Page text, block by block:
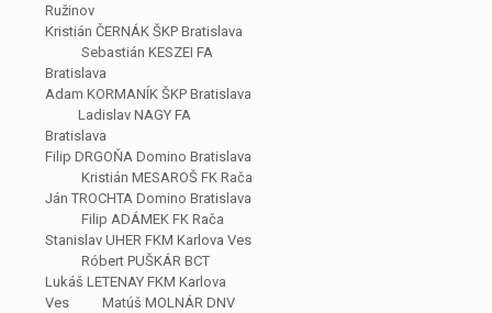
Ružinov
Kristián ČERNÁK ŠKP Bratislava
Sebastián KESZEI FA
Bratislava
Adam KORMANÍK ŠKP Bratislava
Ladislav NAGY FA
Bratislava
Filip DRGOŇA Domino Bratislava
Kristián MESAROŠ FK Rača
Ján TROCHTA Domino Bratislava
Filip ADÁMEK FK Rača
Stanislav UHER FKM Karlova Ves
Róbert PUŠKÁR BCT
Lukáš LETENAY FKM Karlova
Ves Matúš MOLNÁR DNV